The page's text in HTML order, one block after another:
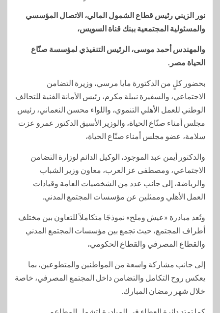
نور الزيني رئيس قطاع الشمول المالي، الاتصال المؤسسي
والمسئولية المجتمعية ببنك قناة السويس،
والمهندس أحمد موسى، الرئيس التنفيذي لمؤسسة صنّاع
الحياة مصر.
بحضور كلٍ من الدكتورة مايا مرسي، وزيرة التضامن
الاجتماعي، والسفيرة نبيلة مكرم، رئيس الأمانة الفنية للتحالف
الوطني للعمل الأهلي التنموي، واللواء محسن النعماني، رئيس
مجلس أمناء صنّاع الحياة، والوزير الأسبق الدكتور عمرو عزت
سلامة، عضو مجلس أمناء صنّاع الحياة،
والدكتور أيمن عبد الموجود، الوكيل الدائم لوزارة التضامن
الاجتماعي، ومصطفى عز العرب، معاون وزير الشباب
والرياضة، إلى جانب عدد من الشخصيات العامة وقيادات
العمل الأهلي وممثلين عن مؤسسات المجتمع المدني.
وتُعد مبادرة «عيش وملح» نموذجًا متكاملاً للتعاون بين مختلف
أطراف المجتمع، حيث تجمع بين مؤسسات المجتمع المدني
والقطاع المصرفي والقطاع الحكومي،
إلى جانب مشاركة واسعة من المواطنين والمتطوعين، بما
يعكس روح التكامل والتضامن داخل المجتمع المصرفي، خاصة
خلال شهر رمضان المبارك.